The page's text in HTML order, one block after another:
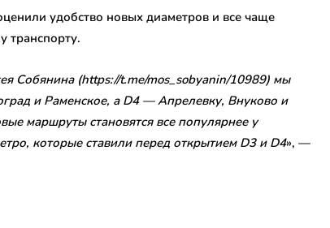
удобство новых диаметров и все чаще
транспорту.
Собянина (https://t.me/mos_sobyanin/10989) мы
и Раменское, а D4 — Апрелевку, Внуково и
маршруты становятся все популярнее у
которые ставили перед открытием D3 и D4», —